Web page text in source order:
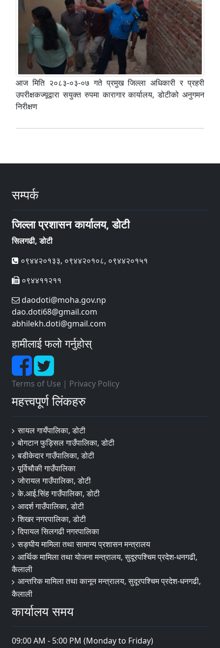
आज मिति २०८३-०३-०७ गते प्रमुख जिल्ला अधिकारी र प्रहरी
उपरीक्षकज्यूद्वारा सयुक्त रुपमा कारागार कार्यालय, डोटीको अनुगमन
निरीक्षण
सम्पर्क
जिल्ला प्रशासन कार्यालय, डोटी
सिलगढी, डोटी
०९४४२०१३३, ०९४४२०१०८, ०९४४२०१५१
०९४४११२११
daodoti@moha.gov.np
dao.doti68@gmail.com
abhilekh.doti@gmail.com
हामीलाई फलो गर्नुहोस्
Terms of Use | Privacy Policy
महत्त्वपूर्ण लिंकहरु
सायल गायँपालिका, डोटी
बोगटान फुड्सिल गाउँपालिका, डोटी
बडीकेदार गाउँपालिका, डोटी
पूर्विचौकी गाउँपालिका
जोरायल गाउँपालिका, डोटी
के.आई.सिंह गाउँपालिका, डोटी
आदर्श गाउँपालिका, डोटी
शिखर नगरपालिका, डोटी
दिपायल सिलगढी नगरपालिका
सङ्‍घीय मामिला तथा सामान्य प्रशासन मन्त्रालय
आर्थिक मामिला तथा योजना मन्त्रालय, सुदूरपश्चिम प्रदेश-धनगढी,
कैलाली
आन्तरिक मामिला तथा कानून मन्त्रालय, सुदूरपश्चिम प्रदेश-धनगढी,
कैलाली
कार्यालय समय
09:00 AM - 5:00 PM (Monday to Friday)